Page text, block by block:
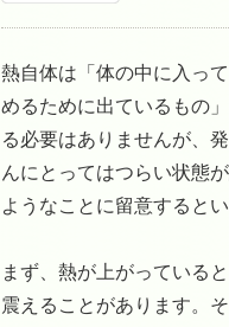
熱自体は「体の中に入っ
めるために出ているもの
る必要はありませんが、
んにとってはつらい状態
ようなことに留意するとい
まず、熱が上がっている
震えることがあります。